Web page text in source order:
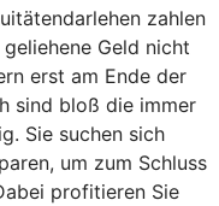
zahlen
Geld nicht
erst am Ende der
sind bloß die immer
Sie suchen sich
um zum Schluss
profitieren Sie